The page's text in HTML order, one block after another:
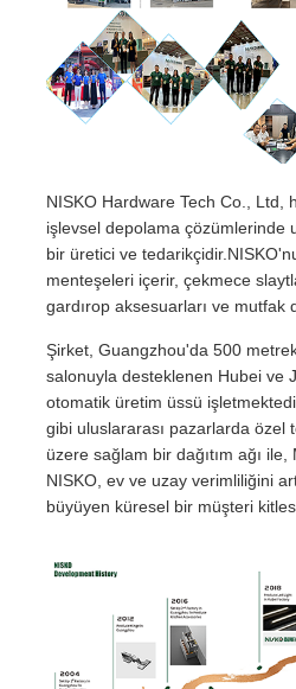
NISKO Hardware Tech Co., Ltd,
işlevsel depolama çözümlerinde
bir üretici ve
menteşeleri içerir, çekmece
gardırop aksesuarları ve mutfak
Şirket, Guangzhou'da 500
salonuyla desteklenen Hubei ve
otomatik üretim üssü
gibi uluslararası pazarlarda özel
üzere sağlam bir dağıtım ağı ile,
NISKO, ev ve uzay verimliliğini
büyüyen küresel bir müşteri